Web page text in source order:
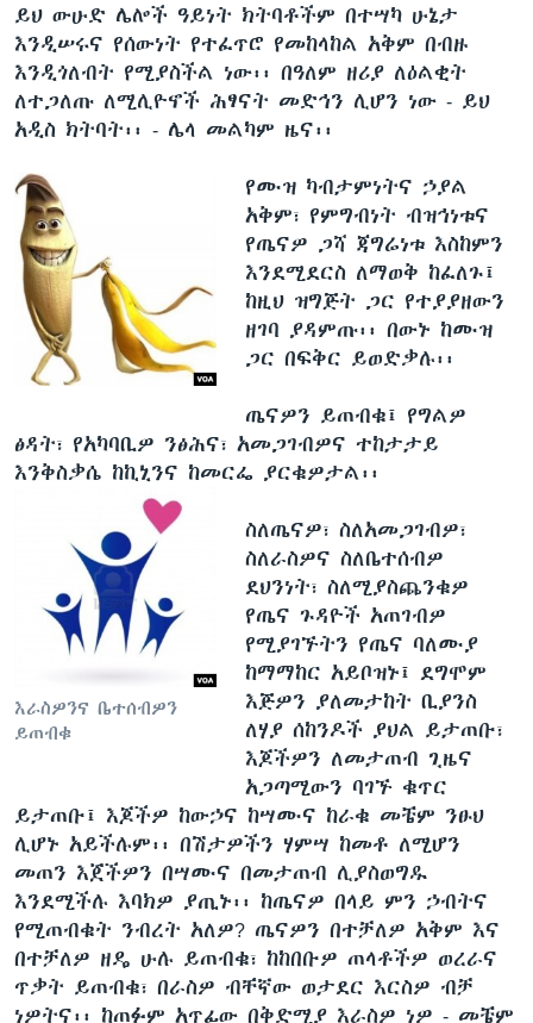
ይህ ውሁድ ሌሎች ዓይነት ክትባቶችም በተሣካ ሁኔታ
እንዲሠሩና የሰውነት የተፈጥሮ የመከላከል አቅም በብዙ
እንዲጎለብት የሚያስችል ነው፡፡ በዓለም ዘሪያ ለዕልቂት
ለተጋለጡ ለሚሊዮኖች ሕፃናት መድኅን ሊሆን ነው - ይህ
አዲስ ክትባት፡፡ - ሌላ መልካም ዜና፡፡
የሙዝ ካብታምነትና ኃያል
አቅም፣ የምግብነት ብዝኅነቱና
የጤናዎ ጋሻ ጃግሬነቱ እስከምን
እንደሚደርስ ለማወቅ ከፈለጉ፤
ከዚህ ዝግጅት ጋር የተያያዘውን
ዘገባ ያዳምጡ፡፡ በውኑ ከሙዝ
ጋር በፍቅር ይወድቃሉ፡፡
ጤናዎን ይጠብቁ፤ የግልዎ
ፅዳት፣ የአካባቢዎ ንፅሕና፣ አመጋገብዎና ተከታታይ
እንቅስቃሴ ከኪኒንና ከመርፌ ያርቁዎታል፡፡
እራስዎንና ቤተሰብዎን
ይጠብቁ
ስለጤናዎ፣ ስለአመጋገብዎ፣
ስለራስዎና ስለቤተሰብዎ
ደህንነት፣ ስለሚያስጨንቁዎ
የጤና ጉዳዮች አጠገብዎ
የሚያገኙትን የጤና ባለሙያ
ከማማከር አይቦዝኑ፤ ደግሞም
እጅዎን ያለመታከት ቢያንስ
ለሃያ ሰከንዶች ያህል ይታጠቡ፣
እጆችዎን ለመታጠብ ጊዜና
አጋጣሚውን ባገኙ ቁጥር
ይታጠቡ፤ እጆችዎ ከውኃና ከሣሙና ከራቁ መቼም ንፁህ
ሊሆኑ አይችሉም፡፡ በሽታዎችን ሃምሣ ከመቶ ለሚሆን
መጠን እጀችዎን በሣሙና በመታጠብ ሊያስወግዱ
እንደሚችሉ እባክዎ ያጢኑ፡፡ ከጤናዎ በላይ ምን ኃብትና
የሚጠብቁት ንብረት አለዎ? ጤናዎን በተቻለዎ አቅም እና
በተቻለዎ ዘዴ ሁሉ ይጠብቁ፣ ከከበቡዎ ጠላቶችዎ ወረራና
ጥቃት ይጠብቁ፣ በራስዎ ብቸኛው ወታደር እርስዎ ብቻ
ነዎትና፡፡ ከጠፉም አጥፊው በቅድሚያ እራስዎ ነዎ - መቼም